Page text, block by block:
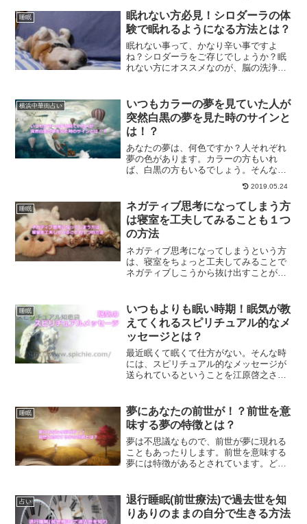
睡眠
眠れない方必見！シロダーラの体
験で眠れるようになる方法とは？
眠れない事って、かなり辛い事ですよ
ね？シロダーラをご存じでしょうか？眠
れない方にオススメなのが、脳の洗浄や
横浜中華街占い
いつもカラーの夢を見ていた人が
突然白黒の夢を見た時のサインと
は！？
あなたの夢は、何色ですか？人それぞれ
夢の色があります。カラーの方もいれ
ば、白黒の方もいるでしょう。そんな
中、いつもはカラーの夢を見るという方
が白黒の夢を見た時のサインについて、
ご紹介していきます。
2019.05.24
睡眠
ネガティブ思考になってしまう方
は寝室を工夫してみることも１つ
の方法
ネガティブ思考になってしまうという方
は、寝室をちょっと工夫してみることで
ネガティブしこうから抜け出すことがで
睡眠
いつもよりも眠い時期！眠気が教
えてくれるスピリチュアル的なメ
ッセージとは？
最近眠くて眠くて仕方がない。そんな時
には、スピリチュアル的なメッセージが
送られているということを江原啓之さん
出そうとしてる時なのです。その理由と
は？
睡眠
夢にあなたの前世が！？前世を意
味する夢の特徴とは？
夢は不思議なもので、前世が夢に現れる
こともあったりします。前世を意味する
夢には特徴があるとされています。どん
占い
退行睡眠(前世療法)で過去世を知
りありのままの自分で生きる方法